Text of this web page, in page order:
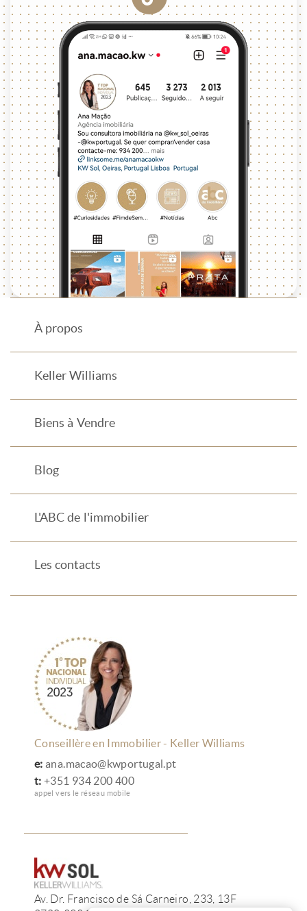
À propos
Keller Williams
Biens à Vendre
Blog
L'ABC de l'immobilier
Les contacts
Conseillère en Immobilier - Keller Williams
e: ana.macao@kwportugal.pt
t: +351 934 200 400
appel vers le réseau mobile
Av. Dr. Francisco de Sá Carneiro, 233, 13F